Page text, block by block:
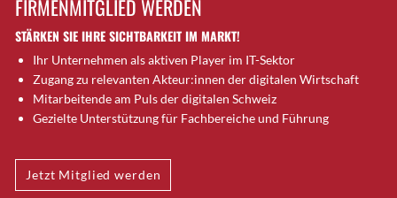
Brugg AG
Brütten
Bubendorf
Bubikon
Buchs (SG)
Bäretswil
Bülach
FIRMENMITGLIED WERDEN
STÄRKEN SIE IHRE SICHTBARKEIT IM MARKT!
Ihr Unternehmen als aktiven Player im IT-Sektor
Zugang zu relevanten Akteur:innen der digitalen Wirtschaft
Mitarbeitende am Puls der digitalen Schweiz
Gezielte Unterstützung für Fachbereiche und Führung
Jetzt Mitglied werden